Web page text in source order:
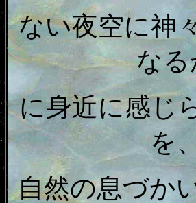
ない夜空に神
なる
に身近に感じ
を
自然の息づか